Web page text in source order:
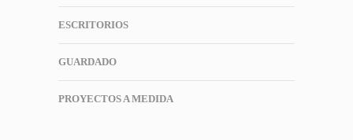
ESCRITORIOS
GUARDADO
PROYECTOS A MEDIDA